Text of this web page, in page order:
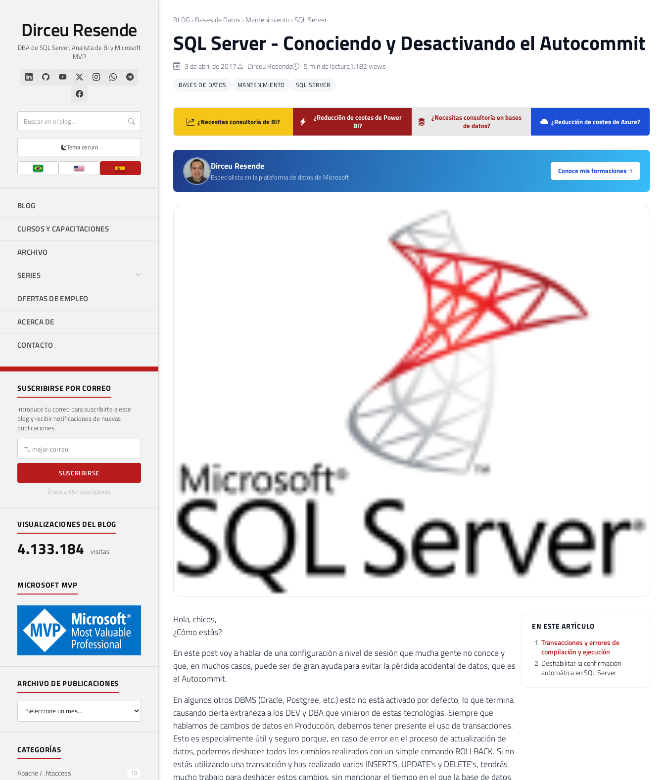
Dirceu Resende
DBA de SQL Server, Analista de BI y Microsoft
MVP
Tema oscuro
BLOG
CURSOS Y CAPACITACIONES
ARCHIVO
SERIES
OFERTAS DE EMPLEO
ACERCA DE
CONTACTO
SUSCRIBIRSE POR CORREO
Introduce tu correo para suscribirte a este
blog y recibir notificaciones de nuevas
publicaciones.
E-mail
SUSCRIBIRSE
Únete a 657 suscriptores
VISUALIZACIONES DEL BLOG
4.133.184 visitas
MICROSOFT MVP
ARCHIVO DE PUBLICACIONES
CATEGORÍAS
Apache / .htaccess 10
BLOG › Bases de Datos › Mantenimiento ›SQL Server
SQL Server - Conociendo y Desactivando el Autocommit
3 de abril de 2017 Dirceu Resende 5 min de lectura1.182 views
BASES DE DATOS MANTENIMIENTO SQL SERVER
¿Necesitas consultoría de BI?
¿Reducción de costes de Power
BI?
¿Necesitas consultoría en bases
de datos?
¿Reducción de costes de Azure?
Dirceu Resende
Especialista en la plataforma de datos de Microsoft
Conoce mis formaciones
Hola, chicos,
¿Cómo estás?
En este post voy a hablar de una configuración a nivel de sesión que mucha gente no conoce y
que, en muchos casos, puede ser de gran ayuda para evitar la pérdida accidental de datos, que es
el Autocommit.
En algunos otros DBMS (Oracle, Postgree, etc.) esto no está activado por defecto, lo que termina
causando cierta extrañeza a los DEV y DBA que vinieron de estas tecnologías. Siempre que
hablamos de cambios de datos en Producción, debemos tener presente el uso de transacciones.
Esto es especialmente útil y seguro porque, en caso de error en el proceso de actualización de
datos, podemos deshacer todos los cambios realizados con un simple comando ROLLBACK. Si no
estás utilizando una transacción y has realizado varios INSERT'S, UPDATE's y DELETE's, tendrás
mucho trabajo para deshacer estos cambios, sin mencionar el tiempo en el que la base de datos
EN ESTE ARTÍCULO
Transacciones y errores de
compilación y ejecución
Deshabilitar la confirmación
automática en SQL Server